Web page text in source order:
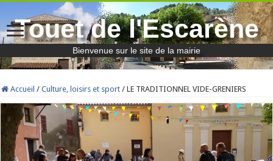
Touet de l'Escarène
Bienvenue sur le site de la mairie
Accueil / Culture, loisirs et sport / LE TRADITIONNEL VIDE-GRENIERS